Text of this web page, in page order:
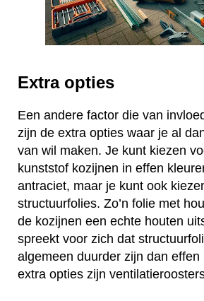
Extra opties
Een andere factor die van
zijn de extra opties waar je al
van wil maken. Je kunt kiezen
kunststof kozijnen in effen
antraciet, maar je kunt ook
structuurfolies. Zo’n folie met
de kozijnen een echte houten
spreekt voor zich dat
algemeen duurder zijn dan effen
extra opties zijn